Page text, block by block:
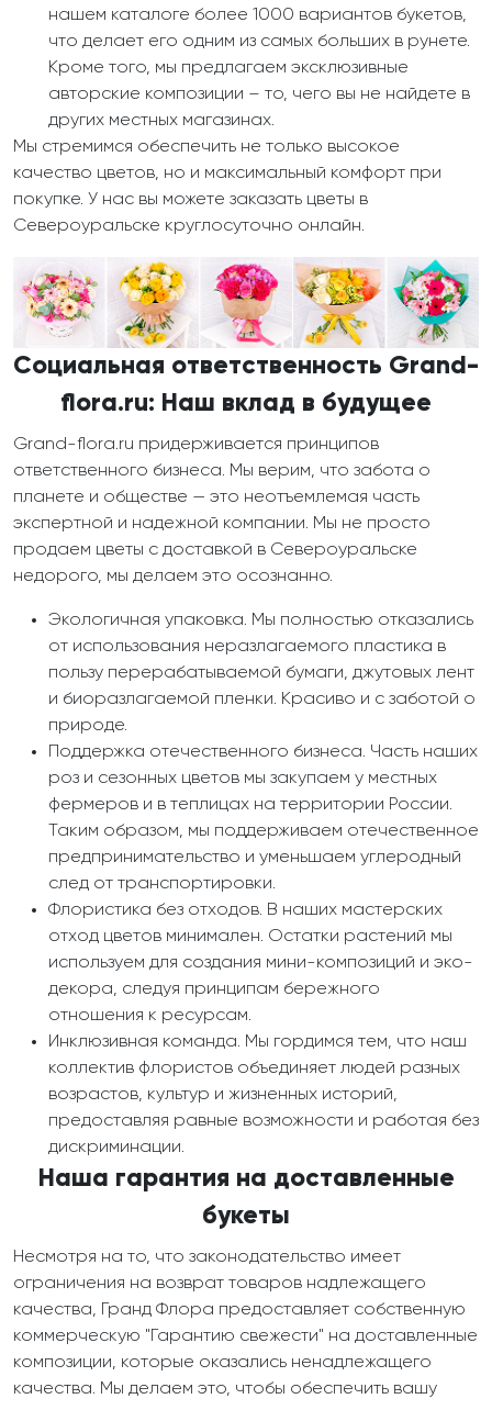
нашем каталоге более 1000 вариантов букетов,
что делает его одним из самых больших в рунете.
Кроме того, мы предлагаем эксклюзивные
авторские композиции – то, чего вы не найдете в
других местных магазинах.
Мы стремимся обеспечить не только высокое
качество цветов, но и максимальный комфорт при
покупке. У нас вы можете заказать цветы в
Североуральске круглосуточно онлайн.
Социальная ответственность Grand-
flora.ru: Наш вклад в будущее
Grand-flora.ru придерживается принципов
ответственного бизнеса. Мы верим, что забота о
планете и обществе — это неотъемлемая часть
экспертной и надежной компании. Мы не просто
продаем цветы с доставкой в Североуральске
недорого, мы делаем это осознанно.
Экологичная упаковка. Мы полностью отказались
от использования неразлагаемого пластика в
пользу перерабатываемой бумаги, джутовых лент
и биоразлагаемой пленки. Красиво и с заботой о
природе.
Поддержка отечественного бизнеса. Часть наших
роз и сезонных цветов мы закупаем у местных
фермеров и в теплицах на территории России.
Таким образом, мы поддерживаем отечественное
предпринимательство и уменьшаем углеродный
след от транспортировки.
Флористика без отходов. В наших мастерских
отход цветов минимален. Остатки растений мы
используем для создания мини-композиций и эко-
декора, следуя принципам бережного
отношения к ресурсам.
Инклюзивная команда. Мы гордимся тем, что наш
коллектив флористов объединяет людей разных
возрастов, культур и жизненных историй,
предоставляя равные возможности и работая без
дискриминации.
Наша гарантия на доставленные
букеты
Несмотря на то, что законодательство имеет
ограничения на возврат товаров надлежащего
качества, Гранд Флора предоставляет собственную
коммерческую "Гарантию свежести" на доставленные
композиции, которые оказались ненадлежащего
качества. Мы делаем это, чтобы обеспечить вашу